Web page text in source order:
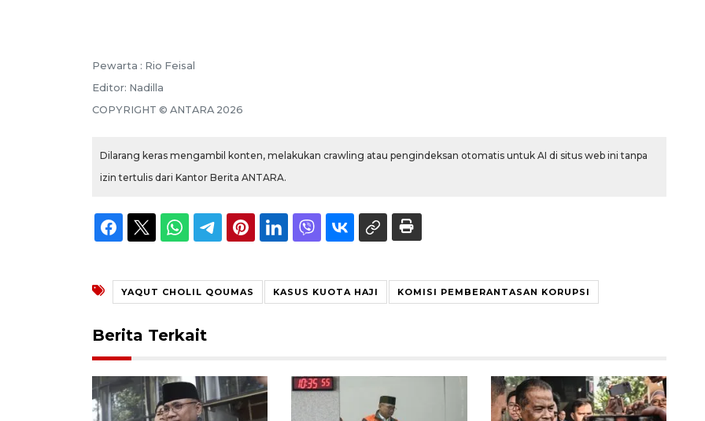
Pewarta : Rio Feisal
Editor: Nadilla
COPYRIGHT © ANTARA 2026
Dilarang keras mengambil konten, melakukan crawling atau pengindeksan otomatis untuk AI di situs web ini tanpa
izin tertulis dari Kantor Berita ANTARA.
YAQUT CHOLIL QOUMAS KASUS KUOTA HAJI KOMISI PEMBERANTASAN KORUPSI
Berita Terkait